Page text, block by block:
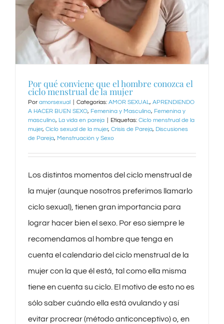
Por qué conviene que el hombre conozca el
ciclo menstrual de la mujer
Por amorsexual Categorías: AMOR SEXUAL, APRENDIENDO
A HACER BUEN SEXO, Femenina y Masculino, Femenina y
masculino, La vida en pareja Etiquetas: Ciclo menstrual de la
mujer, Ciclo sexual de la mujer, Crisis de Pareja, Discusiones
de Pareja, Menstruación y Sexo
Los distintos momentos del ciclo menstrual de
la mujer (aunque nosotros preferimos llamarlo
ciclo sexual), tienen gran importancia para
lograr hacer bien el sexo. Por eso siempre le
recomendamos al hombre que tenga en
cuenta el calendario del ciclo menstrual de la
mujer con la que él está, tal como ella misma
tiene en cuenta su ciclo. El motivo de esto no es
sólo saber cuándo ella está ovulando y así
evitar procrear (método anticonceptivo) o, en